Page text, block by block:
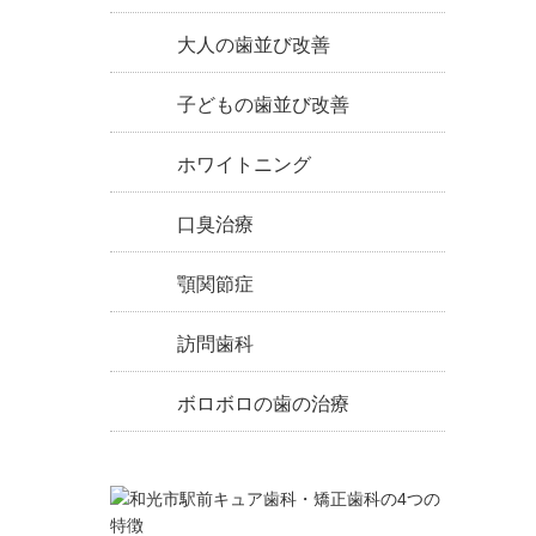
大人の歯並び改善
子どもの歯並び改善
ホワイトニング
口臭治療
顎関節症
訪問歯科
ボロボロの歯の治療